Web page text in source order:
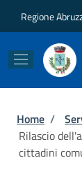
Regione
Home /
Rilascio
cittadini